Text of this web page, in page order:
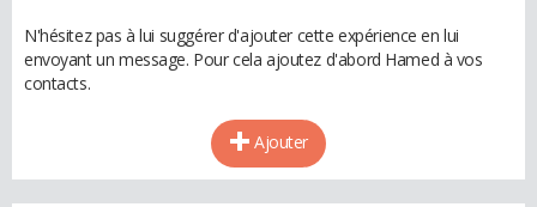
N'hésitez pas à lui suggérer d'ajouter cette expérience en lui
envoyant un message. Pour cela ajoutez d'abord Hamed à vos
contacts.
Ajouter